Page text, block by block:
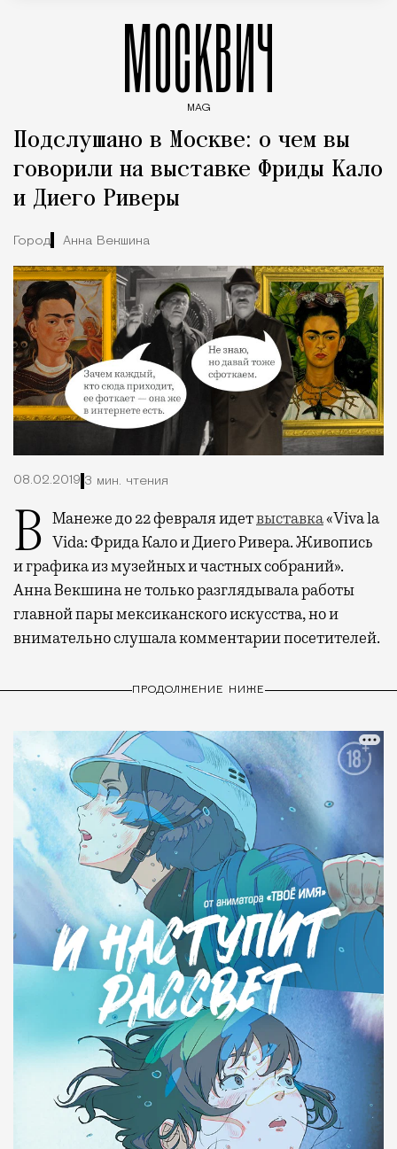
МОСКВИЧ
MAG
Подслушано в Москве: о чем вы
говорили на выставке Фриды Кало
и Диего Риверы
Город Анна Векшина
08.02.2019 3 мин. чтения
В Манеже до 22 февраля идетвыставка«Viva la
Vida: Фрида Кало и Диего Ривера. Живопись
и графика из музейных и частных собраний».
Анна Векшина не только разглядывала работы
главной пары мексиканского искусства, но и
внимательно слушала комментарии посетителей.
ПРОДОЛЖЕНИЕ НИЖЕ